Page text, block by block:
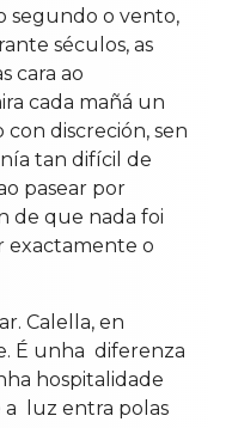
segundo o vento,
séculos, as
cara ao
cada mañá un
discreción, sen
tan difícil de
pasear por
de que nada foi
exactamente o
Calella, en
É unha diferenza
hospitalidade
a luz entra polas